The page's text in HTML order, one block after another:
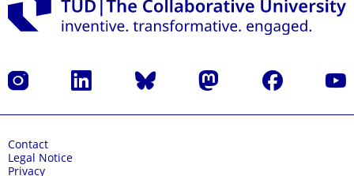
Instagram LinkedIn Bluesky Mastodon Facebook
Contact
Legal Notice
Privacy